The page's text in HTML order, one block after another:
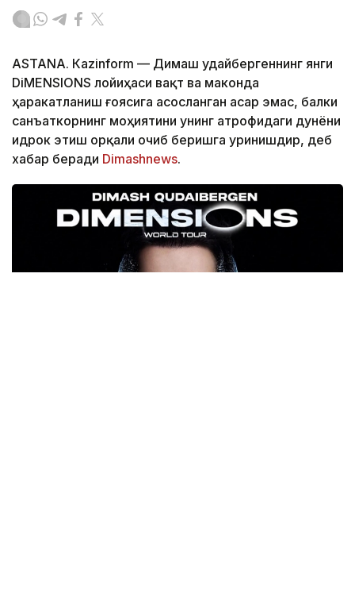
ASTANА. Кazinform — Димаш Қудайбергеннинг янги
DiMENSIONS лойиҳаси вақт ва маконда
ҳаракатланиш ғоясига асосланган асар эмас, балки
санъаткорнинг моҳиятини унинг атрофидаги дунёни
идрок этиш орқали очиб беришга уринишдир, деб
хабар беради Dimashnews.